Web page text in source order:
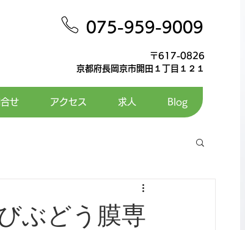
075-959-9009
〒617-0826
京都府長岡京市開田１丁目１２１
せ アクセス 求人 Blog
ぶどう膜専